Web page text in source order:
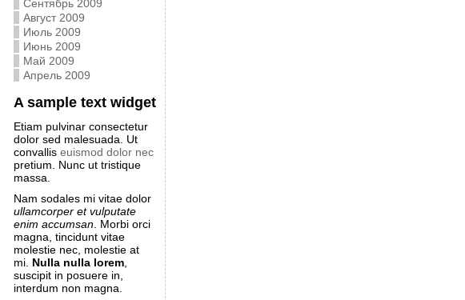
Сентябрь 2009
Август 2009
Июль 2009
Июнь 2009
Май 2009
Апрель 2009
A sample text widget
Etiam pulvinar consectetur
dolor sed malesuada. Ut
convallis euismod dolor nec
pretium. Nunc ut tristique
massa.
Nam sodales mi vitae dolor
ullamcorper et vulputate
enim accumsan. Morbi orci
magna, tincidunt vitae
molestie nec, molestie at
mi. Nulla nulla lorem,
suscipit in posuere in,
interdum non magna.